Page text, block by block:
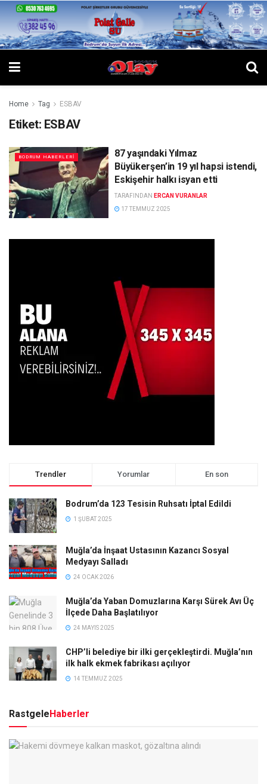
Home Tag ESBAV
Etiket: ESBAV
BODRUM HABERLERI
87 yaşındaki Yılmaz
Büyükerşen’in 19 yıl hapsi istendi,
Eskişehir halkı isyan etti
TARAFINDAN ERCAN VURANLAR
17 TEMMUZ 2025
Trendler Yorumlar En son
Bodrum’da 123 Tesisin Ruhsatı İptal Edildi
1 ŞUBAT 2025
Muğla’da İnşaat Ustasının Kazancı Sosyal
Medyayı Salladı
24 OCAK 2026
Muğla’da Yaban Domuzlarına Karşı Sürek Avı Üç
İlçede Daha Başlatılıyor
24 MAYIS 2025
CHP’li belediye bir ilki gerçekleştirdi. Muğla’nın
ilk halk ekmek fabrikası açılıyor
14 TEMMUZ 2025
RastgeleHaberler